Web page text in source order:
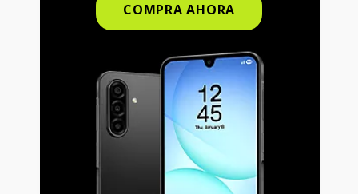
COMPRA AHORA